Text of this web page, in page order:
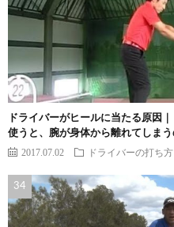
ドライバーがヒールに当たる原因
使うと、腕が身体から離れてしま
2017.07.02 ドライバーの打ち方